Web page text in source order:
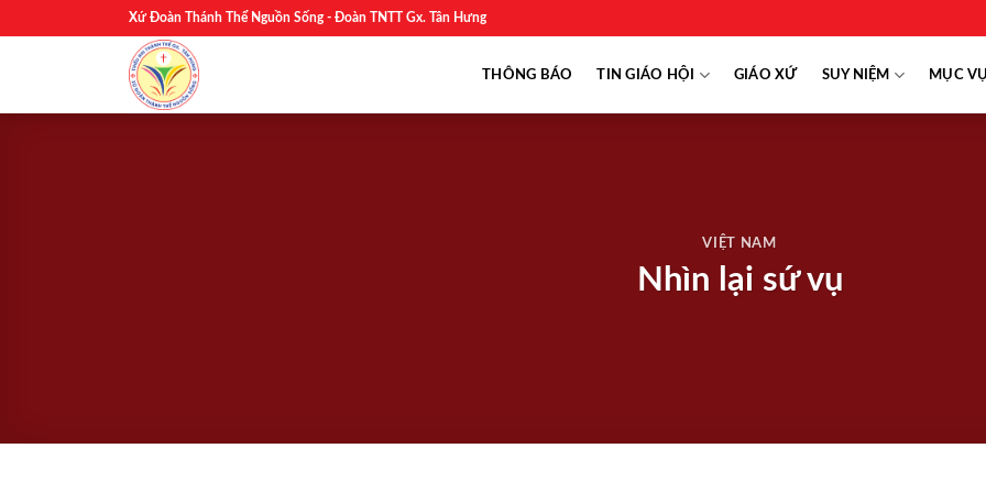
to
Xứ Đoàn Thánh Thể Nguồn Sống - Đoàn TNTT Gx. Tân Hưng
THÔNG BÁO TIN GIÁO HỘI GIÁO XỨ SUY NIỆM MỤC VỤ
VIỆT NAM
Nhìn lại sứ vụ